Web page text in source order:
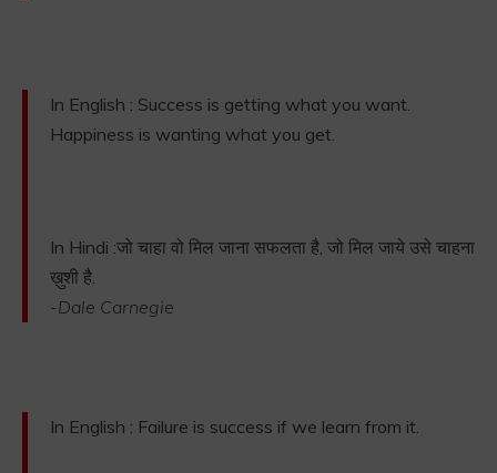
In English : Success is getting what you want.
Happiness is wanting what you get.
In Hindi :जो चाहा वो मिल जाना सफलता है, जो मिल जाये उसे चाहना
ख़ुशी है.
-Dale Carnegie
In English : Failure is success if we learn from it.